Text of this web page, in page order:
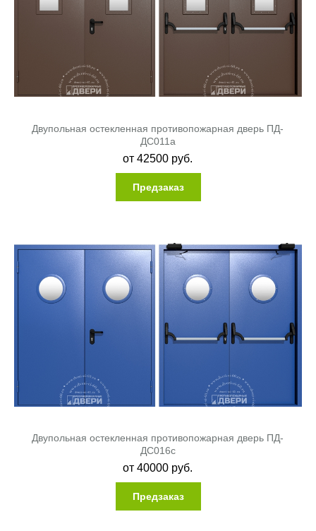
Двупольная остекленная противопожарная дверь ПД-
ДC011a
от42500 руб.
Предзаказ
Двупольная остекленная противопожарная дверь ПД-
ДC016c
от40000 руб.
Предзаказ